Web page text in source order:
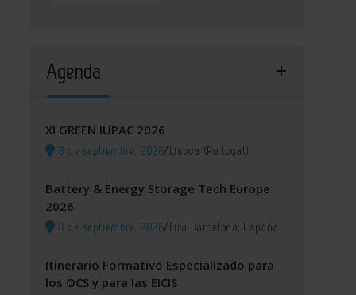
Agenda
XI GREEN IUPAC 2026
8 de septiembre, 2026/Lisboa (Portugal)
Battery & Energy Storage Tech Europe
2026
8 de septiembre, 2026/Fira Barcelona, España
Itinerario Formativo Especializado para
los OCS y para las EICIS